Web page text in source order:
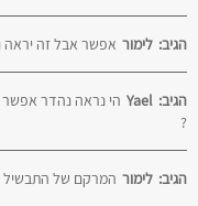
לימור הגיב: אפשר אבל זה יראה
Yael הגיב:
הי נראה נהדר אפשר
?
לימור הגיב: המרקם של התבשיל